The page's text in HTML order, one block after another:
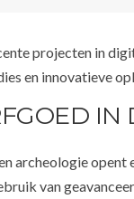
projecten in
en innovatieve
archeologie
van